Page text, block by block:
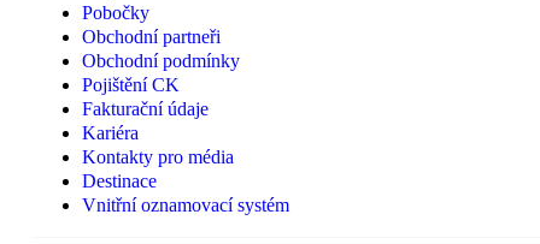
Pobočky
Obchodní partneři
Obchodní podmínky
Pojištění CK
Fakturační údaje
Kariéra
Kontakty pro média
Destinace
Vnitřní oznamovací systém